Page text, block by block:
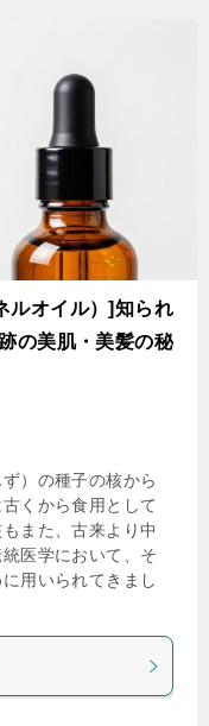
ルオイル）]知られ
の美肌・美髪の秘
）の種子の核から
くから食用として
また、古来より中
医学において、そ
用いられてきまし